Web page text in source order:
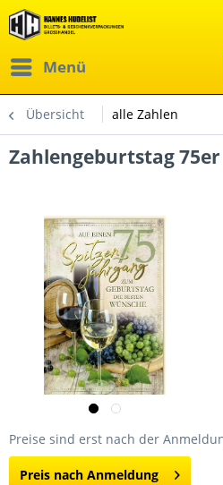
Menü
Übersicht alle Zahlen
Zahlengeburtstag 75er
Preise sind erst nach der
Preis nach Anmeldung